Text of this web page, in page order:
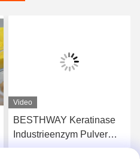
Video
BESTHWAY Keratinase
Industrieenzym Pulver
10000-200000U/g